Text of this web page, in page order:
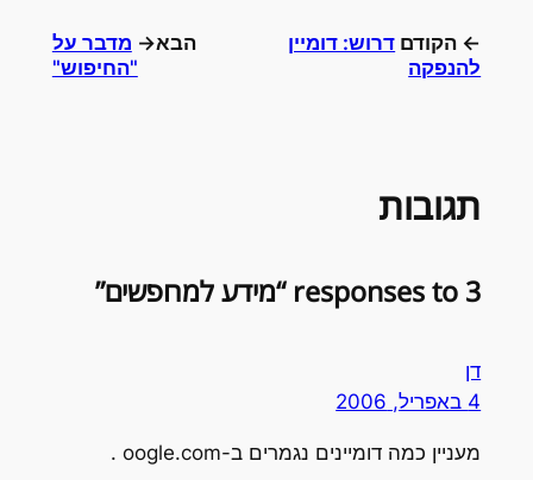
← הקודם דרוש: דומיין
להנפקה
הבא→ מדבר על
"החיפוש"
תגובות
3 responses to “מידע למחפשים”
דן
4 באפריל, 2006
מעניין כמה דומיינים נגמרים ב-oogle.com .